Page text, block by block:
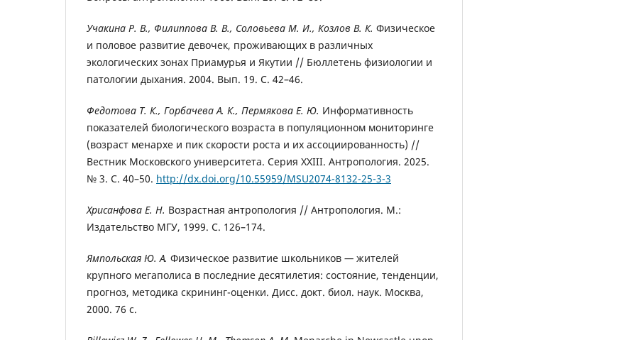
Учакина Р. В., Филиппова В. В., Соловьева М. И., Козлов В. К. Физическое
и половое развитие девочек, проживающих в различных
экологических зонах Приамурья и Якутии // Бюллетень физиологии и
патологии дыхания. 2004. Вып. 19. C. 42–46.
Федотова Т. К., Горбачева А. К., Пермякова Е. Ю. Информативность
показателей биологического возраста в популяционном мониторинге
(возраст менархе и пик скорости роста и их ассоциированность) //
Вестник Московского университета. Серия XXIII. Антропология. 2025.
№ 3. С. 40–50. http://dx.doi.org/10.55959/MSU2074-8132-25-3-3
Хрисанфова Е. Н. Возрастная антропология // Антропология. М.:
Издательство МГУ, 1999. С. 126–174.
Ямпольская Ю. А. Физическое развитие школьников — жителей
крупного мегаполиса в последние десятилетия: состояние, тенденции,
прогноз, методика скрининг-оценки. Дисс. докт. биол. наук. Москва,
2000. 76 с.